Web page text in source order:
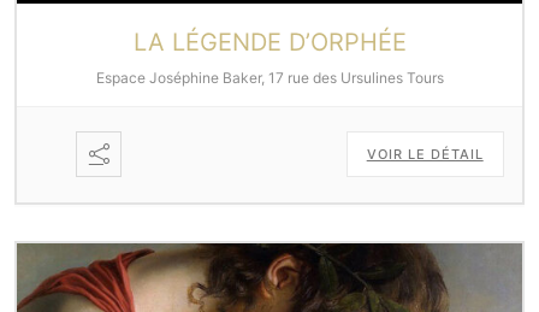
LA LÉGENDE D’ORPHÉE
Espace Joséphine Baker, 17 rue des Ursulines Tours
VOIR LE DÉTAIL